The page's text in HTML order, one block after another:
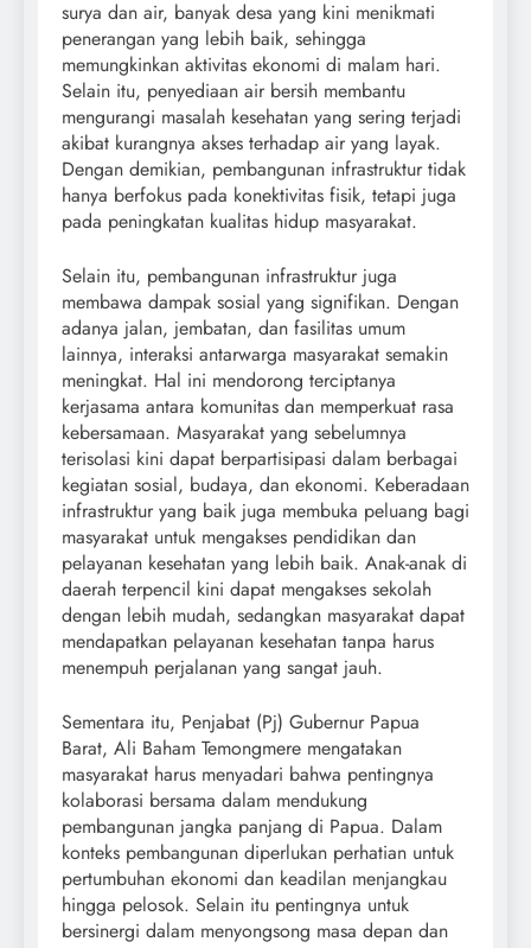
surya dan air, banyak desa yang kini menikmati
penerangan yang lebih baik, sehingga
memungkinkan aktivitas ekonomi di malam hari.
Selain itu, penyediaan air bersih membantu
mengurangi masalah kesehatan yang sering terjadi
akibat kurangnya akses terhadap air yang layak.
Dengan demikian, pembangunan infrastruktur tidak
hanya berfokus pada konektivitas fisik, tetapi juga
pada peningkatan kualitas hidup masyarakat.
Selain itu, pembangunan infrastruktur juga
membawa dampak sosial yang signifikan. Dengan
adanya jalan, jembatan, dan fasilitas umum
lainnya, interaksi antarwarga masyarakat semakin
meningkat. Hal ini mendorong terciptanya
kerjasama antara komunitas dan memperkuat rasa
kebersamaan. Masyarakat yang sebelumnya
terisolasi kini dapat berpartisipasi dalam berbagai
kegiatan sosial, budaya, dan ekonomi. Keberadaan
infrastruktur yang baik juga membuka peluang bagi
masyarakat untuk mengakses pendidikan dan
pelayanan kesehatan yang lebih baik. Anak-anak di
daerah terpencil kini dapat mengakses sekolah
dengan lebih mudah, sedangkan masyarakat dapat
mendapatkan pelayanan kesehatan tanpa harus
menempuh perjalanan yang sangat jauh.
Sementara itu, Penjabat (Pj) Gubernur Papua
Barat, Ali Baham Temongmere mengatakan
masyarakat harus menyadari bahwa pentingnya
kolaborasi bersama dalam mendukung
pembangunan jangka panjang di Papua. Dalam
konteks pembangunan diperlukan perhatian untuk
pertumbuhan ekonomi dan keadilan menjangkau
hingga pelosok. Selain itu pentingnya untuk
bersinergi dalam menyongsong masa depan dan